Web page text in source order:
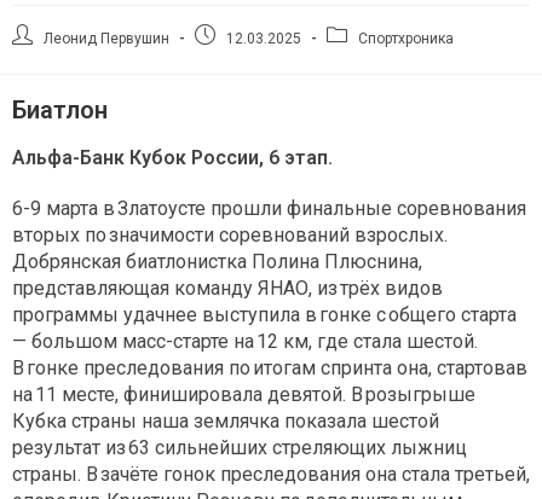
АвторЛеонид Первушин
Запись12.03.2025
РубрикаСпортхроника
Биатлон
Альфа-Банк Кубок России, 6 этап.
6-9 марта в Златоусте прошли финальные соревнования
вторых по значимости соревнований взрослых.
Добрянская биатлонистка Полина Плюснина,
представляющая команду ЯНАО, из трёх видов
программы удачнее выступила в гонке с общего старта
— большом масс-старте на 12 км, где стала шестой.
В гонке преследования по итогам спринта она, стартовав
на 11 месте, финишировала девятой. В розыгрыше
Кубка страны наша землячка показала шестой
результат из 63 сильнейших стреляющих лыжниц
страны. В зачёте гонок преследования она стала третьей,